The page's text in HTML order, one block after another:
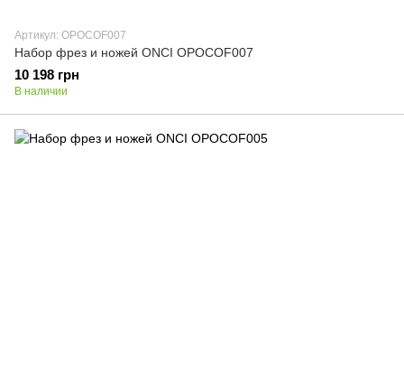
Артикул: OPOCOF007
Набор фрез и ножей ONCI OPOCOF007
10 198 грн
В наличии